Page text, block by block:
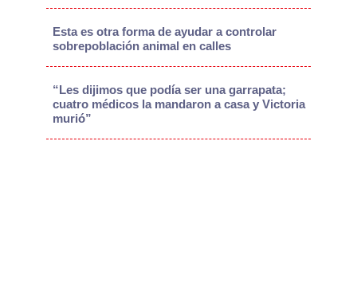
Esta es otra forma de ayudar a controlar
sobrepoblación animal en calles
“Les dijimos que podía ser una garrapata;
cuatro médicos la mandaron a casa y Victoria
murió”